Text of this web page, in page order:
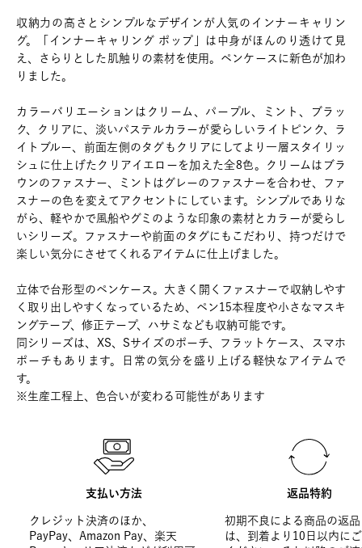
収納力の高さとシンプルなデザインが人気のインナーキャリン
グ。「インナーキャリング ポップ」は中身がほんのり透けて見
え、さらりとした肌触りの素材を使用。ペンケースに新色が加わ
りました。
カラーバリエーションはクリーム、パープル、ミント、ブラッ
ク、クリアに、淡いパステルカラーが愛らしいライトピンク、ラ
イトブルー、前面左側のタグもクリアにしてより一層スタイリッ
シュに仕上げたクリアイエローを加えた全8色。クリームはブラ
ウンのファスナー、ミントはグレーのファスナーを合わせ、ファ
スナーの色を変えてアクセントにしています。シンプルでありな
がら、軽やかで風船やグミのような印象の素材とカラーが愛らし
いシリーズ。ファスナーや前面のタグにもこだわり、持つだけで
楽しい気分にさせてくれるアイテムに仕上げました。
立体で台形型のペンケース。大きく開くファスナーで収納しやす
く取り出しやすくなっているため、ペン15本程度や小さなマスキ
ングテープ、修正テープ、ハサミなども収納可能です。
同シリーズは、XS、Sサイズのポーチ、フラットケース、スマホ
ポーチもあります。日常の気分を盛り上げる軽快なアイテムで
す。
※生産工程上、色合いが変わる可能性があります
支払い方法
クレジット決済のほか、
PayPay、Amazon Pay、楽天
返品特約
初期不良による商品の返
は、到着より10日以内に